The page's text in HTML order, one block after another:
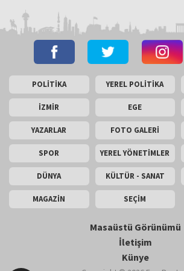
POLİTİKA YEREL POLİTİKA
İZMİR EGE
YAZARLAR FOTO GALERİ
SPOR YEREL YÖNETİMLER
DÜNYA KÜLTÜR - SANAT
MAGAZİN SEÇİM
Masaüstü Görünümü
İletişim
Künye